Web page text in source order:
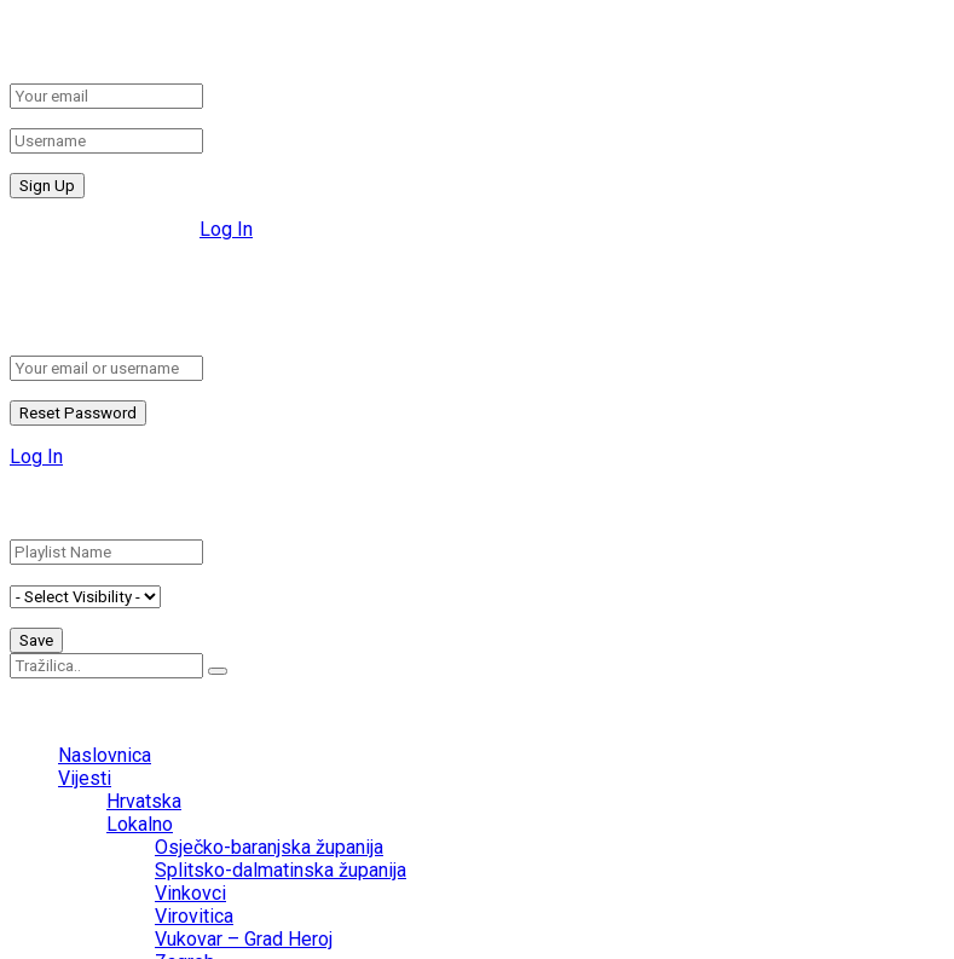
Log In
Log In
Naslovnica
Vijesti
Hrvatska
Lokalno
Osječko-baranjska županija
Splitsko-dalmatinska županija
Vinkovci
Virovitica
Vukovar – Grad Heroj